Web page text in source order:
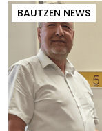
BAUTZEN NEWS